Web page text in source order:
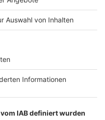
Verkehrs-Hotline